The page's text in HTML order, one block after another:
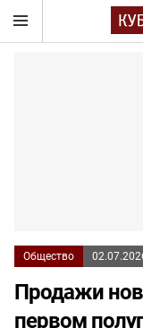
Общество
Продажи
первом